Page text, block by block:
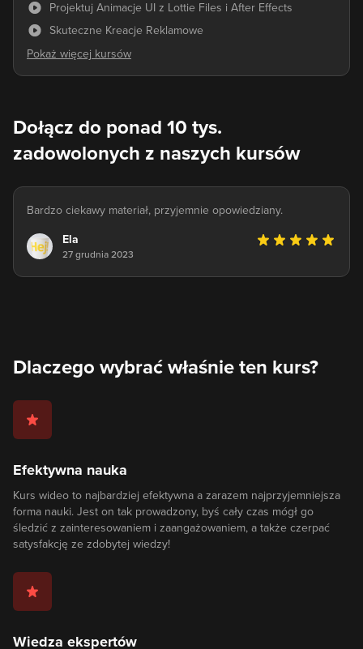
Projektuj Animacje UI z Lottie Files i After Effects
Skuteczne Kreacje Reklamowe
Dołącz do ponad 10 tys.
zadowolonych z naszych kursów
Bardzo ciekawy materiał, przyjemnie opowiedziany.
Ela
27 grudnia 2023
Dlaczego wybrać właśnie ten kurs?
Efektywna nauka
Kurs wideo to najbardziej efektywna a zarazem najprzyjemniejsza
forma nauki. Jest on tak prowadzony, byś cały czas mógł go
śledzić z zainteresowaniem i zaangażowaniem, a także czerpać
satysfakcję ze zdobytej wiedzy!
Wiedza ekspertów